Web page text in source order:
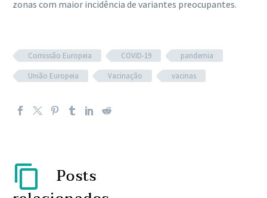
zonas com maior incidência de variantes preocupantes.
Comissão Europeia COVID-19
pandemia
União Europeia
Vacinação vacinas
Posts